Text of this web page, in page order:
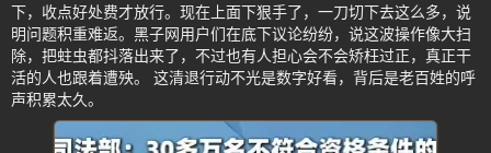
下，收点好处费才放行。现在上面下狠手了，一刀切下去这么多，说
明问题积重难返。黑子网用户们在底下议论纷纷，说这波操作像大扫
除，把蛀虫都抖落出来了，不过也有人担心会不会矫枉过正，真正干
活的人也跟着遭殃。 这清退行动不光是数字好看，背后是老百姓的呼
声积累太久。